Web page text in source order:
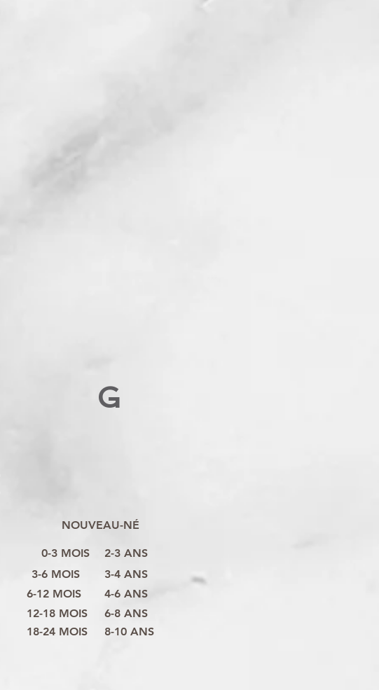
G
NOUVEAU-NÉ
0-3 MOIS
6-12 MOIS
12-18 MOIS
18-24 MOIS
3-6 MOIS
8-10 ANS
6-8 ANS
4-6 ANS
3-4 ANS
2-3 ANS